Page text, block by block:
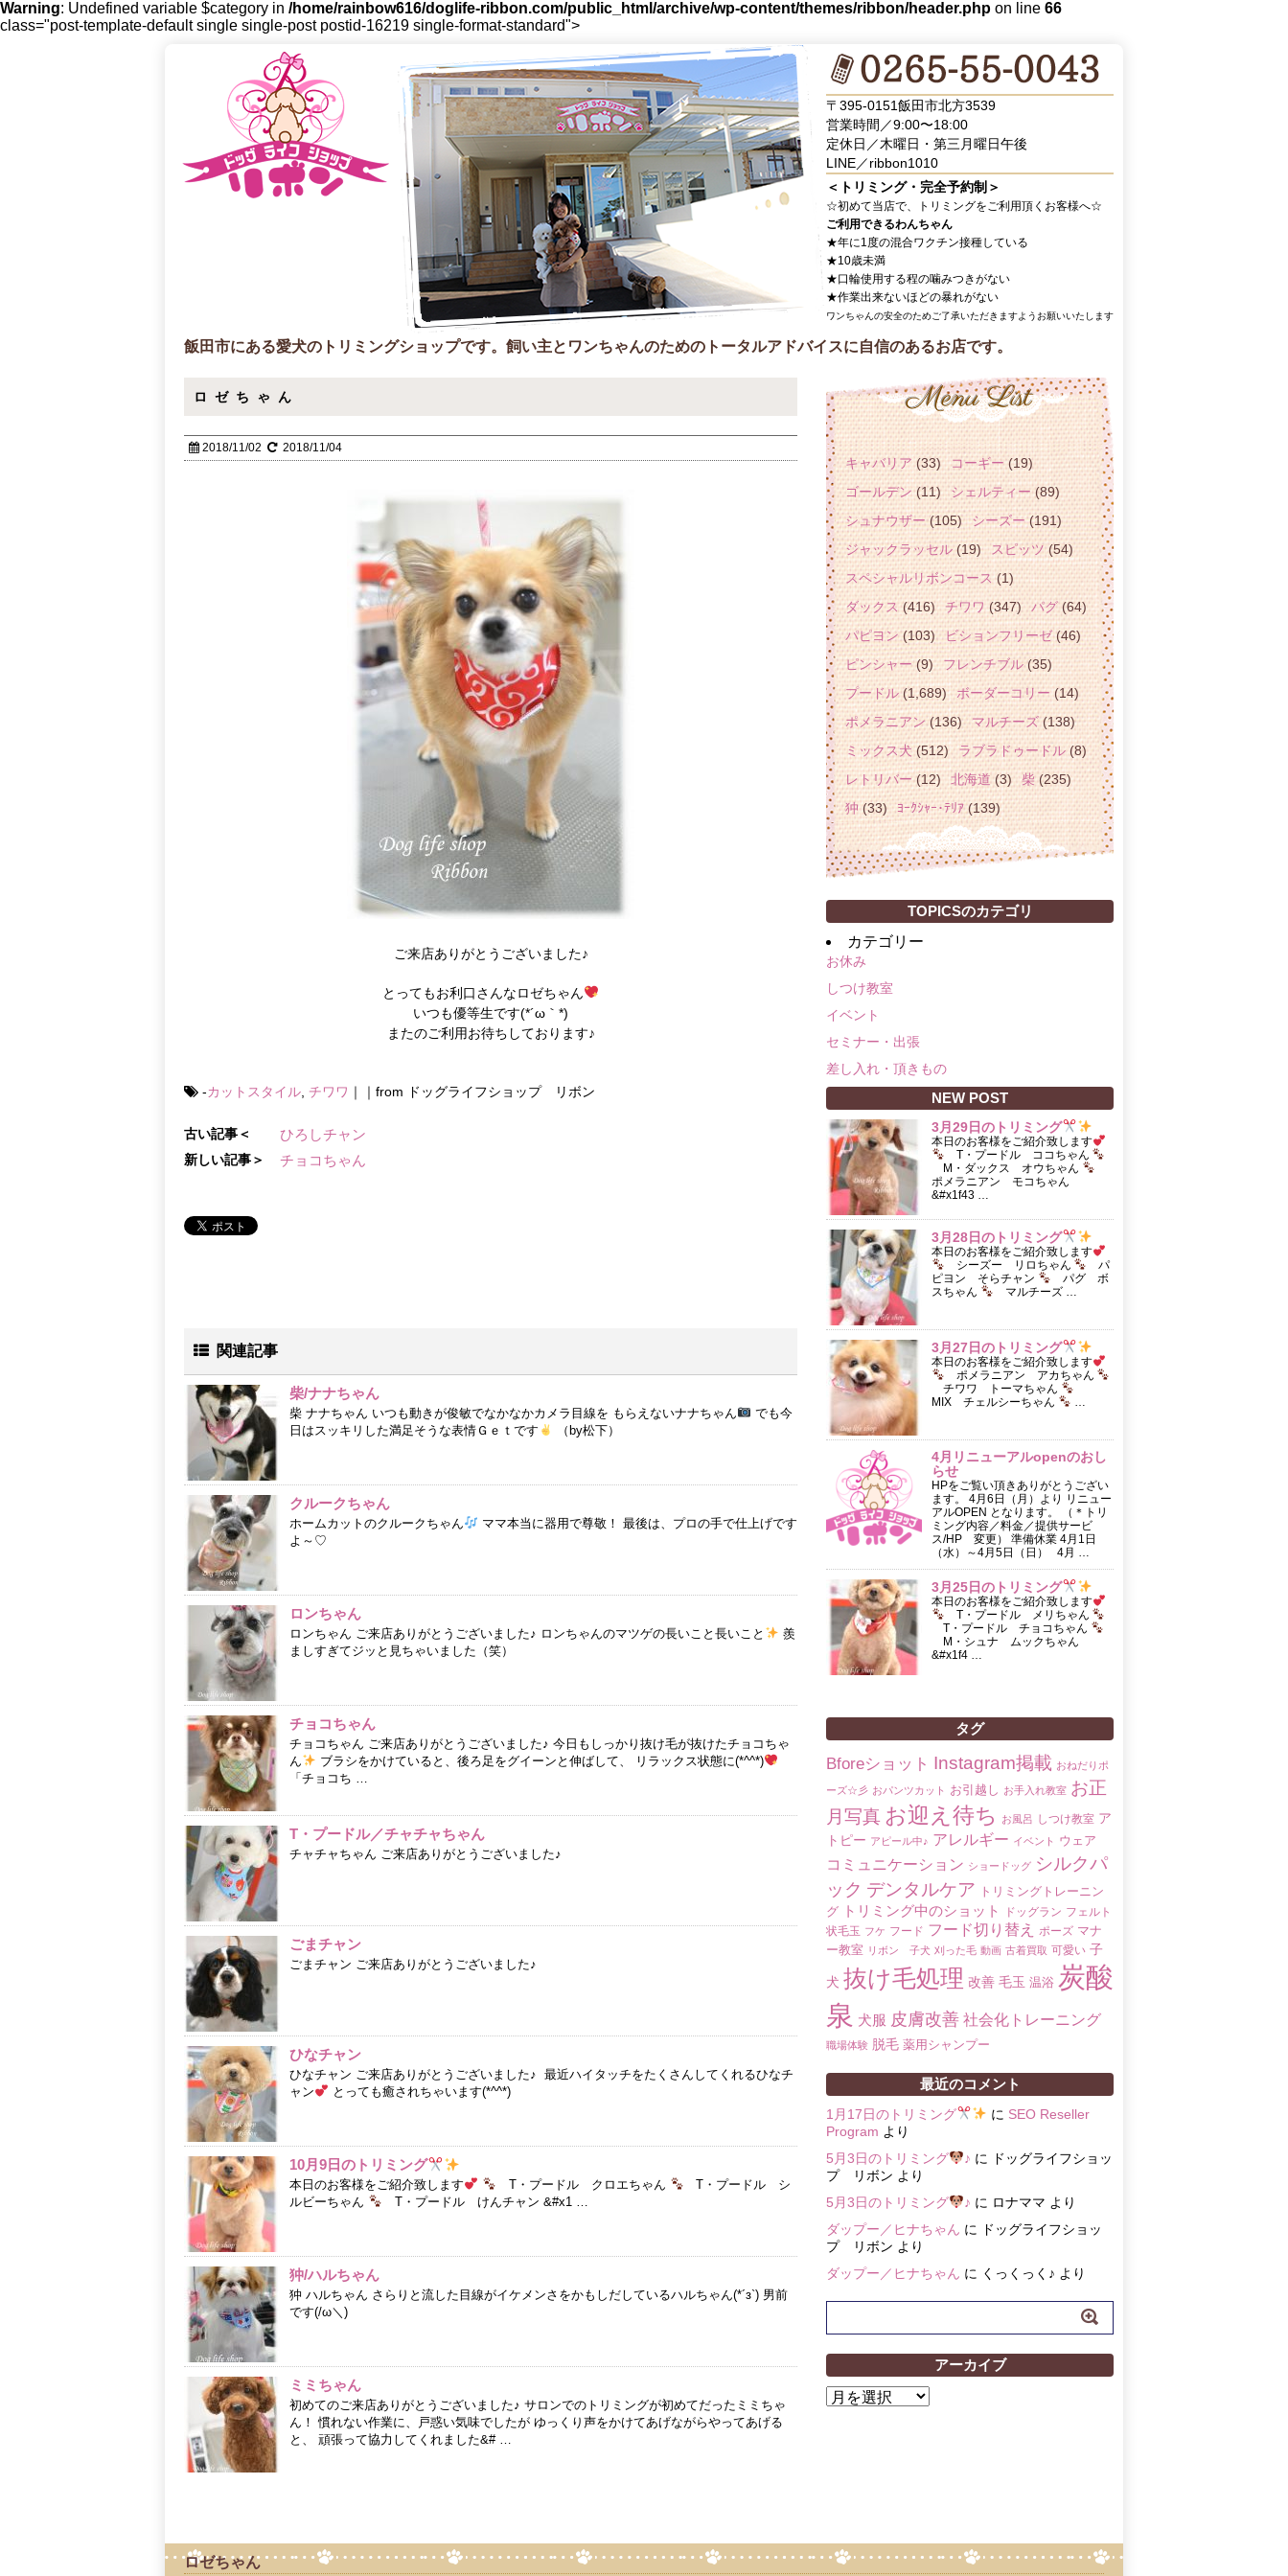
Warning: Undefined variable $category in /home/rainbow616/doglife-ribbon.com/public_html/archive/wp-content/themes/ribbon/header.php on line 66
class="post-template-default single single-post postid-16219 single-format-standard">
〒395-0151飯田市北方3539
営業時間／9:00〜18:00
定休日／木曜日・第三月曜日午後
LINE／ribbon1010
＜トリミング・完全予約制＞
☆初めて当店で、トリミングをご利用頂くお客様へ☆
ご利用できるわんちゃん
★年に1度の混合ワクチン接種している
★10歳未満
★口輪使用する程の噛みつきがない
★作業出来ないほどの暴れがない
ワンちゃんの安全のためご了承いただきますようお願いいたします
飯田市にある愛犬のトリミングショップです。飼い主とワンちゃんのためのトータルアドバイスに自信のあるお店です。
ロゼちゃん
2018/11/02 2018/11/04
ご来店ありがとうございました♪
とってもお利口さんなロゼちゃん
いつも優等生です(*´ω｀*)
またのご利用お待ちしております♪
-カットスタイル チワワ ｜｜from ドッグライフショップ リボン
古い記事＜ ひろしチャン
新しい記事＞ チョコちゃん
関連記事
柴/ナナちゃん
柴 ナナちゃん いつも動きが俊敏でなかなかカメラ目線を もらえないナナちゃん
でも今
日はスッキリした満足そうな表情Ｇｅｔです
（by松下）
クルークちゃん
ホームカットのクルークちゃん
ママ本当に器用で尊敬！ 最後は、プロの手で仕上げです
よ～♡
ロンちゃん
ロンちゃん ご来店ありがとうございました♪ ロンちゃんのマツゲの長いこと長いこと
羨
ましすぎてジッと見ちゃいました（笑）
チョコちゃん
チョコちゃん ご来店ありがとうございました♪ 今日もしっかり抜け毛が抜けたチョコちゃ
ん
ブラシをかけていると、後ろ足をグイーンと伸ばして、 リラックス状態に(*^^*)
「チョコち …
T・プードル／チャチャちゃん
チャチャちゃん ご来店ありがとうございました♪
ごまチャン
ごまチャン ご来店ありがとうございました♪
ひなチャン
ひなチャン ご来店ありがとうございました♪ 最近ハイタッチをたくさんしてくれるひなチ
ャン
とっても癒されちゃいます(*^^*)
10月9日のトリミング
本日のお客様をご紹介致します T・プードル クロエちゃん
T・プードル シ
ルビーちゃん
T・プードル けんチャン &#x1 …
狆/ハルちゃん
狆 ハルちゃん さらりと流した目線がイケメンさをかもしだしているハルちゃん(*´з`) 男前
です(/ω＼)
ミミちゃん
初めてのご来店ありがとうございました♪ サロンでのトリミングが初めてだったミミちゃ
ん！ 慣れない作業に、戸惑い気味でしたが ゆっくり声をかけてあげながらやってあげる
と、 頑張って協力してくれました&# …
キャバリア(33) コーギー(19)
ゴールデン(11) シェルティー(89)
シュナウザー(105) シーズー(191)
ジャックラッセル(19) スピッツ(54)
スペシャルリボンコース(1)
ダックス (416) チワワ(347) パグ(64)
パピヨン(103) ビションフリーゼ(46)
ピンシャー(9) フレンチブル(35)
プードル(1,689) ボーダーコリー(14)
ポメラニアン(136) マルチーズ(138)
ミックス犬(512) ラブラドゥードル (8)
レトリバー(12) 北海道(3) 柴(235)
狆(33) ﾖｰｸｼｬｰ･ﾃﾘｱ(139)
TOPICSのカテゴリ
カテゴリー
お休み
しつけ教室
イベント
セミナー・出張
差し入れ・頂きもの
NEW POST
3月29日のトリミング
本日のお客様をご紹介致します
T・プードル ココちゃん
M・ダックス オウちゃん
ポメラニアン モコちゃん
&#x1f43 …
3月28日のトリミング
本日のお客様をご紹介致します
シーズー リロちゃん
パ
ピヨン そらチャン
パグ ボ
スちゃん
マルチーズ …
3月27日のトリミング
本日のお客様をご紹介致します
ポメラニアン アカちゃん
チワワ トーマちゃん
MIX チェルシーちゃん
4月リニューアルopenのおし
らせ
HPをご覧い頂きありがとうござい
ます。 4月6日（月）より リニュー
アルOPEN となります。 （＊トリ
ミング内容／料金／提供サービ
ス/HP 変更） 準備休業 4月1日
（水）～4月5日（日） 4月 …
3月25日のトリミング
本日のお客様をご紹介致します
T・プードル メリちゃん
T・プードル チョコちゃん
M・シュナ ムックちゃん
&#x1f4 …
タグ
Bforeショット Instagram掲載 おねだりポ
ーズ☆彡 おパンツカット お引越し お手入れ教室 お正
月写真 お迎え待ち お風呂 しつけ教室 ア
トピー アピール中♪ アレルギー イベント ウェア
コミュニケーション ショードッグ シルクパ
ック デンタルケア
トリミングトレーニン
グ トリミング中のショット ドッグラン フェルト
状毛玉 フケ フード フード切り替え ポーズ マナ
ー教室 リボン 子犬 刈った毛 動画 古着買取 可愛い 子
犬 抜け毛処理 改善 毛玉 温浴 炭酸
泉 犬服 皮膚改善 社会化トレーニング
職場体験 脱毛 薬用シャンプー
最近のコメント
1月17日のトリミング に SEO Reseller
Program より
5月3日のトリミング
♪ に
ドッグライフショッ
プ リボン より
5月3日のトリミング
♪ に ロナママ より
ダップー／ヒナちゃん に
ドッグライフショッ
プ リボン より
ダップー／ヒナちゃん に くっくっく♪ より
アーカイブ
ア
ロゼちゃん